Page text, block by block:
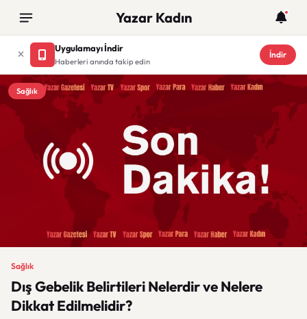
Yazar Kadın
Uygulamayı İndir
Haberleri anında takip edin
İndir
Sağlık
Sağlık
Dış Gebelik Belirtileri Nelerdir ve Nelere
Dikkat Edilmelidir?